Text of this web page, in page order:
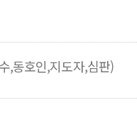
,동호인,지도자,심판)